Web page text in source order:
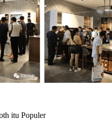
itu Populer